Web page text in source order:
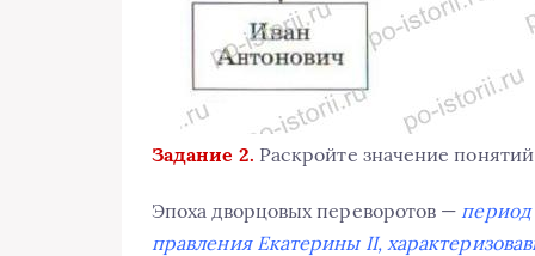
Задание 2. Раскройте значение
Эпоха дворцовых переворотов —период
правления Екатерины II,